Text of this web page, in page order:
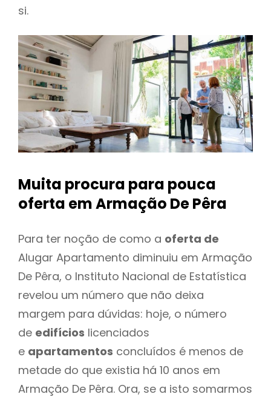
si.
Muita procura para pouca
oferta em Armação De Pêra
Para ter noção de como a oferta de
Alugar Apartamento diminuiu em Armação
De Pêra, o Instituto Nacional de Estatística
revelou um número que não deixa
margem para dúvidas: hoje, o número
de edifícios licenciados
e apartamentos concluídos é menos de
metade do que existia há 10 anos em
Armação De Pêra. Ora, se a isto somarmos